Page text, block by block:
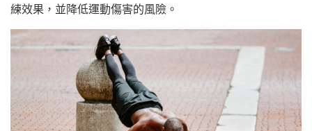
練效果，並降低運動傷害的風險。